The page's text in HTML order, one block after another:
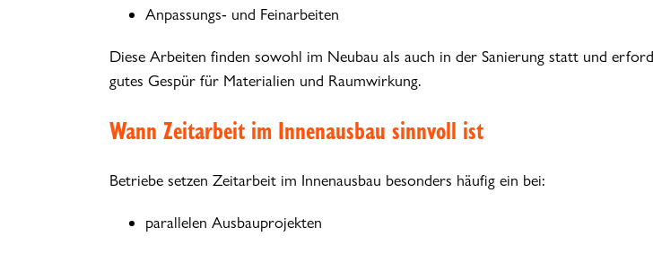
Anpassungs- und Feinarbeiten
Diese Arbeiten finden sowohl im Neubau als auch in der Sanierung statt und
gutes Gespür für Materialien und Raumwirkung.
Wann Zeitarbeit im Innenausbau sinnvoll ist
Betriebe setzen Zeitarbeit im Innenausbau besonders häufig ein bei:
parallelen Ausbauprojekten